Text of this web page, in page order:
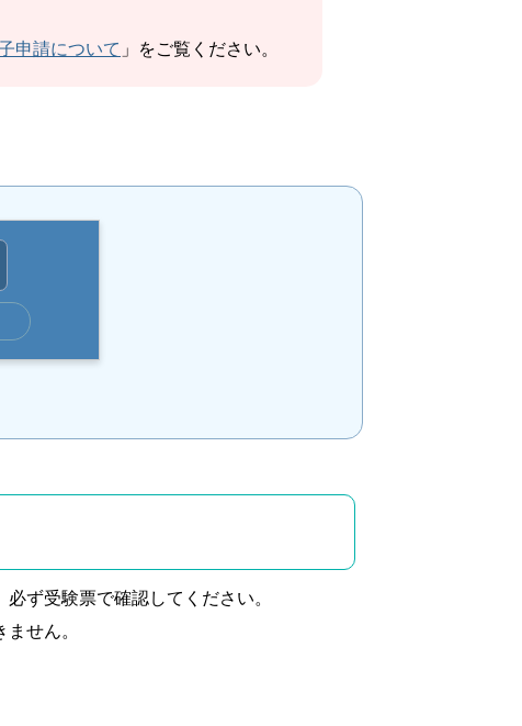
申請について 」をご覧ください。
ず受験票で確認してください。
せん。